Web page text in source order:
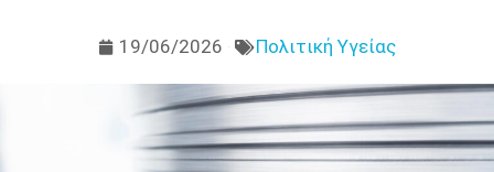
19/06/2026 Πολιτική Υγείας